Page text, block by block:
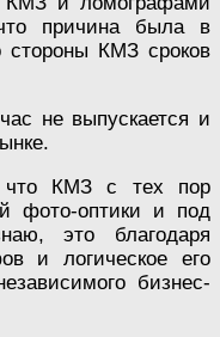
причина была в
стороны КМЗ сроков
не выпускается и
что КМЗ с тех пор
фото-оптики и под
это благодаря
и логическое его
бизнес-